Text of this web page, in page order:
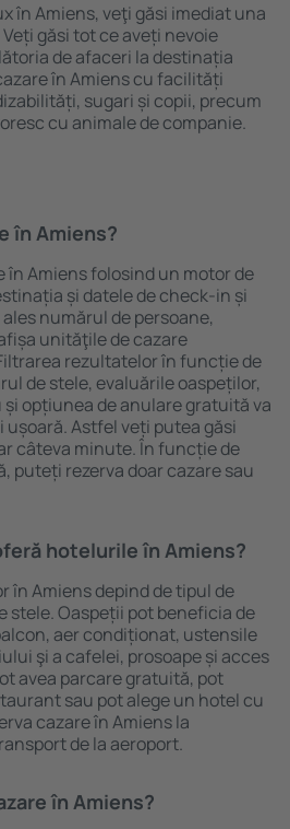
în Amiens, veţi găsi imediat una
găsi tot ce aveți nevoie
de afaceri la destinația
în Amiens cu facilități
sugari și copii, precum
cu animale de companie.
în Amiens?
în Amiens folosind un motor de
și datele de check-in și
numărul de persoane,
unităţile de cazare
rezultatelor în funcție de
de stele, evaluările oaspeților,
opțiunea de anulare gratuită va
Astfel veți putea găsi
câteva minute. În funcție de
puteți rezerva doar cazare sau
hotelurile în Amiens?
în Amiens depind de tipul de
stele. Oaspeții pot beneficia de
aer condiționat, ustensile
şi a cafelei, prosoape și acces
avea parcare gratuită, pot
sau pot alege un hotel cu
cazare în Amiens la
de la aeroport.
în Amiens?